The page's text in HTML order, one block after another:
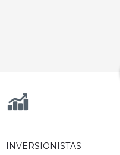
INVERSIONISTAS